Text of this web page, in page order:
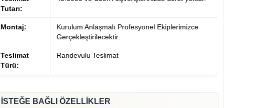
Tutarı:
Montaj:
Kurulum Anlaşmalı Profesyonel Ekiplerimizce
Gerçekleştirilecektir.
Teslimat
Türü:
Randevulu Teslimat
İSTEĞE BAĞLI ÖZELLİKLER